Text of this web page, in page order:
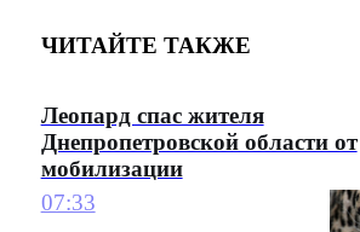
ЧИТАЙТЕ ТАКЖЕ
Леопард спас жителя
Днепропетровской области от
мобилизации
07:33